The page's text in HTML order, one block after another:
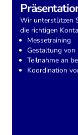
Wir unterstützen
die richtigen
Messetraining
Gestaltung von
Teilnahme an
Koordination